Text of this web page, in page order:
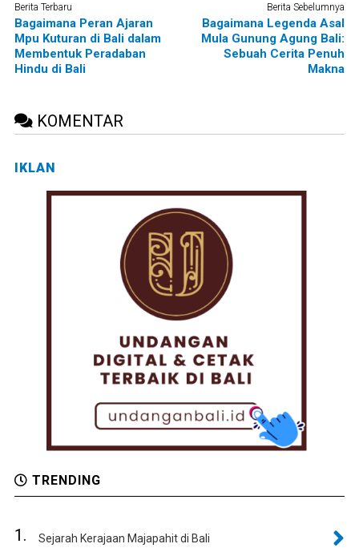
Berita Terbaru
Bagaimana Peran Ajaran
Mpu Kuturan di Bali dalam
Membentuk Peradaban
Hindu di Bali
Berita Sebelumnya
Bagaimana Legenda Asal
Mula Gunung Agung Bali:
Sebuah Cerita Penuh
Makna
KOMENTAR
IKLAN
TRENDING
1. Sejarah Kerajaan Majapahit di Bali